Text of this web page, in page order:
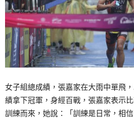
女子組總成績，張嘉家在大雨中單飛
績拿下冠軍，身經百戰，張嘉家表示
訓練而來，她說：「訓練是日常，相